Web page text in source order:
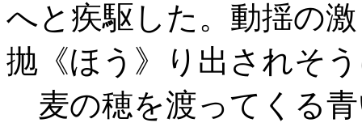
へと疾駆した。動揺の
抛《ほう》り出されそ
麦の穂を渡ってくる